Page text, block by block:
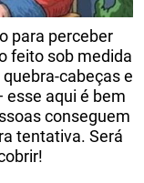
para perceber
feito sob medida
cabeças e
aqui é bem
conseguem
tentativa. Será